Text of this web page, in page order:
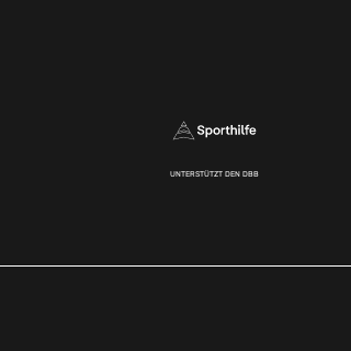
UNTERSTÜTZT DEN DBB